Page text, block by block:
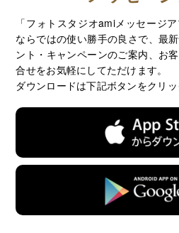
「フォトスタジオamiメッセージ
ならではの使い勝手の良さで、最
ント・キャンペーンのご案内、お
合せをお気軽にしてただけます。
ダウンロードは下記ボタンをクリッ